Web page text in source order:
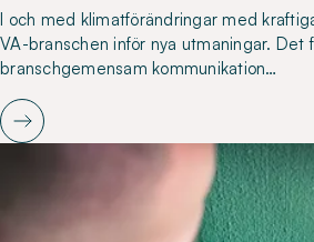
I och med klimatförändringar med
VA-branschen inför nya utmaningar. Det
branschgemensam kommunikation…